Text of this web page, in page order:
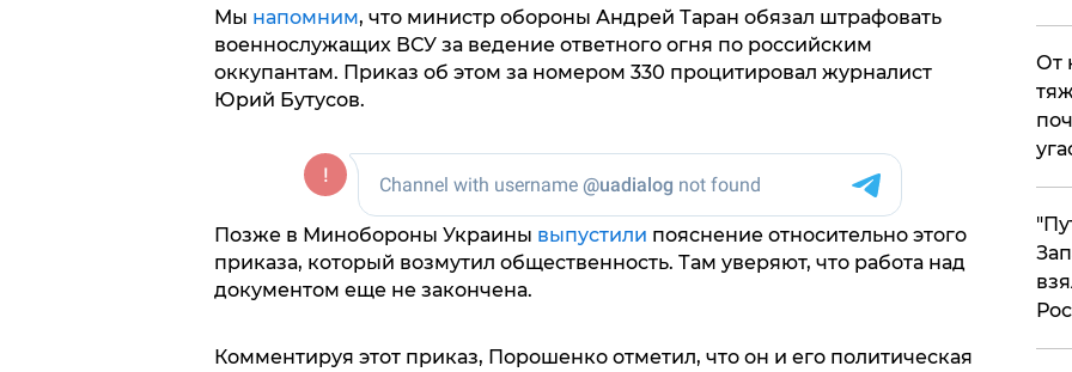
Мы напомним, что министр обороны Андрей Таран обязал штрафовать
военнослужащих ВСУ за ведение ответного огня по российским
оккупантам. Приказ об этом за номером 330 процитировал журналист
Юрий Бутусов.
Позже в Минобороны Украины выпустили пояснение относительно этого
приказа, который возмутил общественность. Там уверяют, что работа над
документом еще не закончена.
Комментируя этот приказ, Порошенко отметил, что он и его политическая
От